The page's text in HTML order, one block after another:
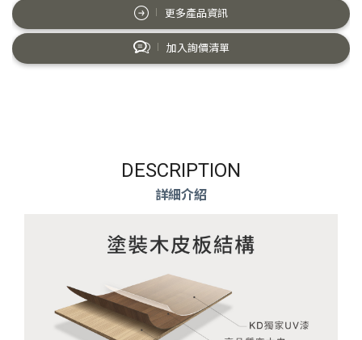
更多產品資訊
加入詢價清單
DESCRIPTION
詳細介紹